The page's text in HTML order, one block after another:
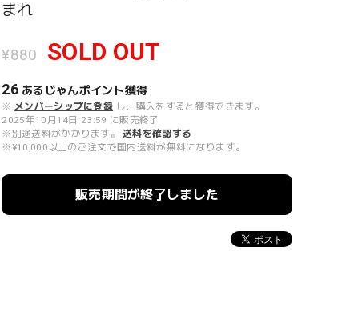
まれ
¥880 SOLD OUT
26 あるじゃんポイント獲得
※ メンバーシップに登録 し、購入をすると獲得できます。
2025年10月14日 23:59 に販売終了
※別途送料がかかります。
送料を確認する
※¥10,000以上のご注文で国内送料が無料になります。
販売期間が終了しました